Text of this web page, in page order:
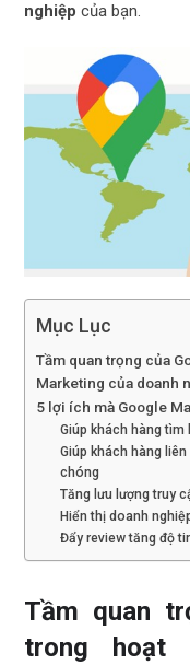
nghiệp của bạn.
Mục Lục
Tầm quan trọng của
Marketing của doanh
5 lợi ích mà Google
Giúp khách hàng tìm
Giúp khách hàng
chóng
Tăng lưu lượng truy
Hiển thị doanh
Đẩy review tăng độ
Tầm quan
trong hoạt